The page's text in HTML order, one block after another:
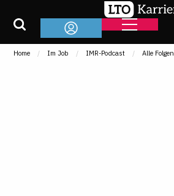
Home Im Job IMR-Podcast Alle Folgen